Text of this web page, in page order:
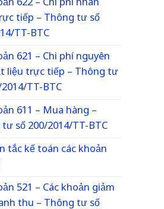
tiếp – Thông tư số
TT-BTC
621 – Chi phí nguyên
liệu trực tiếp – Thông tư
TT-BTC
611 – Mua hàng –
số 200/2014/TT-BTC
tắc kế toán các khoản
521 – Các khoản giảm
thu – Thông tư số